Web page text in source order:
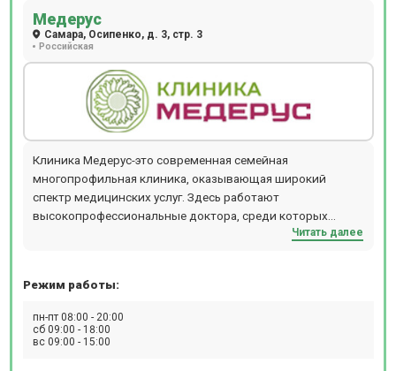
педиатрии, неврологии, гинекологии, отоларингологии
(ЛОР), офтальмологии. Проводят нейросонографию и
детское УЗИ.
Медерус
Самара, Осипенко, д. 3, стр. 3
Российская
Клиника Медерус-это современная семейная
многопрофильная клиника, оказывающая широкий
спектр медицинских услуг. Здесь работают
высокопрофессиональные доктора, среди которых
кандидаты и доктора медицинских наук, ведущиеЧитать далее
Режим работы:
пн-пт 08:00 - 20:00
сб 09:00 - 18:00
вс 09:00 - 15:00